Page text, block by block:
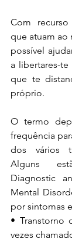
Com
que atuam ao
possível
a libertares-
que te
próprio.
O termo
frequência
dos vários
Alguns
Diagnostic
Mental
por sintomas
• Transtorno
vezes